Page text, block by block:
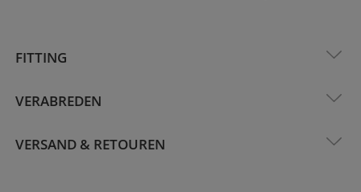
FITTING
VERABREDEN
VERSAND & RETOUREN